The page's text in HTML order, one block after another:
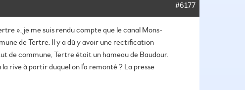
#6177
», je me suis rendu compte que le canal Mons-
de Tertre. Il y a dû y avoir une rectification
de commune, Tertre était un hameau de Baudour.
rive à partir duquel on l’a remonté ? La presse